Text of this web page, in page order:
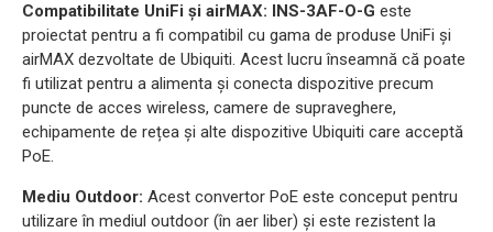
Compatibilitate UniFi și airMAX: INS-3AF-O-G este
proiectat pentru a fi compatibil cu gama de produse UniFi și
airMAX dezvoltate de Ubiquiti. Acest lucru înseamnă că poate
fi utilizat pentru a alimenta și conecta dispozitive precum
puncte de acces wireless, camere de supraveghere,
echipamente de rețea și alte dispozitive Ubiquiti care acceptă
PoE.
Mediu Outdoor: Acest convertor PoE este conceput pentru
utilizare în mediul outdoor (în aer liber) și este rezistent la